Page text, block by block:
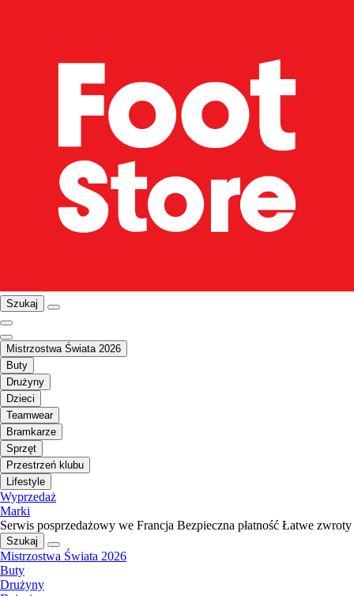
Szukaj
Mistrzostwa Świata 2026
Buty
Drużyny
Dzieci
Teamwear
Bramkarze
Sprzęt
Przestrzeń klubu
Lifestyle
Wyprzedaż
Marki
Serwis posprzedażowy we Francja Bezpieczna płatność Łatwe zwroty
Szukaj
Mistrzostwa Świata 2026
Buty
Drużyny